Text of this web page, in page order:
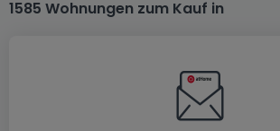
1585 Wohnungen zum Kauf in